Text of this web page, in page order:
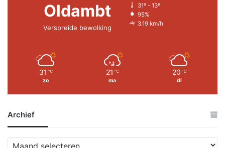
Oldambt
Verspreide bewolking
31º - 13º
95%
3.19 km/h
31 ℃
zo
21 ℃
ma
20 ℃
di
Archief